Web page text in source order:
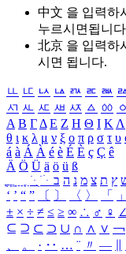
中文 을 입력하
누르시면됩니
北京 을 입력하
시면 됩니다.
ㅥ ㅦ ㅧ ㅨ ㅩ ㅪ ㅫ
ㅺ ㅻ ㅼ ㅽ ㅾ ㅿ ㆀ ㆁ
Α Β ΓΔ Ε Ζ Η Θ Ι ΚΛ
θ ι κ λ μ ν ξ ο π ρ σ τ υ
á à Á À é è É È ç Ç ê
Ä Ö Ü ä ö ü ß
ִֶֹ ֻּ ׁׂ ץ ת צ מ נ ה ב
‘ ’ “ ” 〔 〕 〈 〉 「 」
± × ÷ ≠ ≤ ≥ ∞ ∴ ♂ ♀
⊆ ⊇ ⊂ ⊃ ∪ ∩ ∧ ∨ ￢
、
。 · ‥ … ¨ 〃 ―